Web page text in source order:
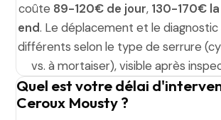
coûte 89-120€ de jour, 130-170€
end. Le déplacement et le diagnostic
différents selon le type de serrure
vs. à mortaiser), visible après
Quel est votre délai
Ceroux Mousty ?